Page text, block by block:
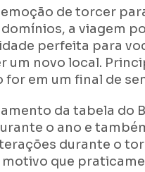
de torcer
a viagem
perfeita para
um novo local.
for em um final de
da tabela do
o ano e
durante o
motivo que